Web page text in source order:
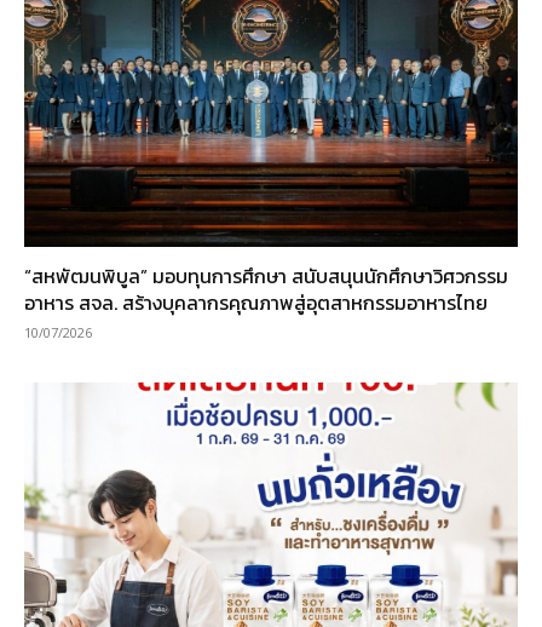
“สหพัฒนพิบูล” มอบทุนการศึกษา สนับสนุนนักศึกษาวิศวกรรม
อาหาร สจล. สร้างบุคลากรคุณภาพสู่อุตสาหกรรมอาหารไทย
10/07/2026